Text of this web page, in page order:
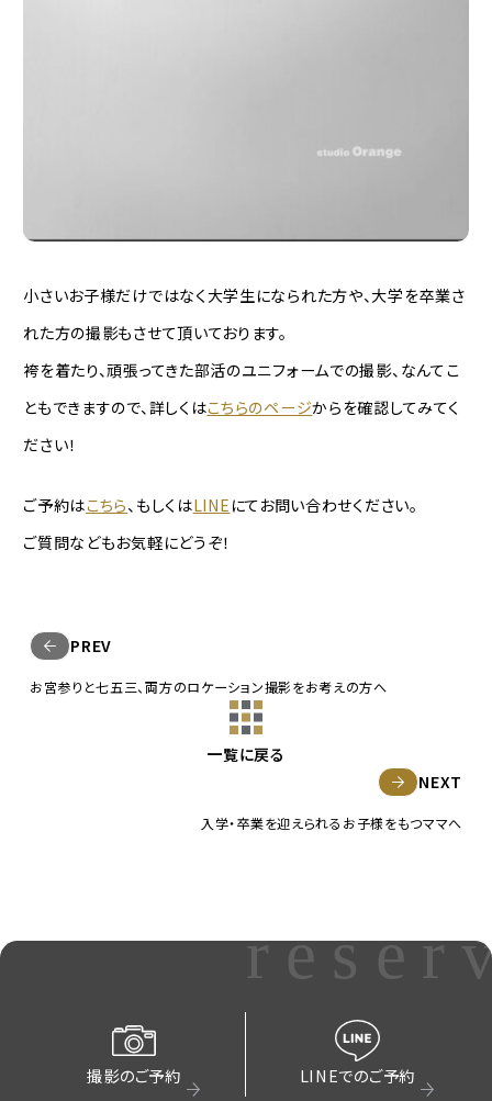
小さいお子様だけではなく大学生になられた方や、大学を卒業さ
れた方の撮影もさせて頂いております。
袴を着たり、頑張ってきた部活のユニフォームでの撮影、なんてこ
ともできますので、詳しくはこちらのページからを確認してみてく
ださい！
ご予約はこちら、もしくはLINE にてお問い合わせください。
ご質問などもお気軽にどうぞ！
PREV
お宮参りと七五三、両方のロケーション撮影をお考えの方へ
一覧に戻る
NEXT
入学・卒業を迎えられるお子様をもつママへ
撮影のご予約 LINEでのご予約